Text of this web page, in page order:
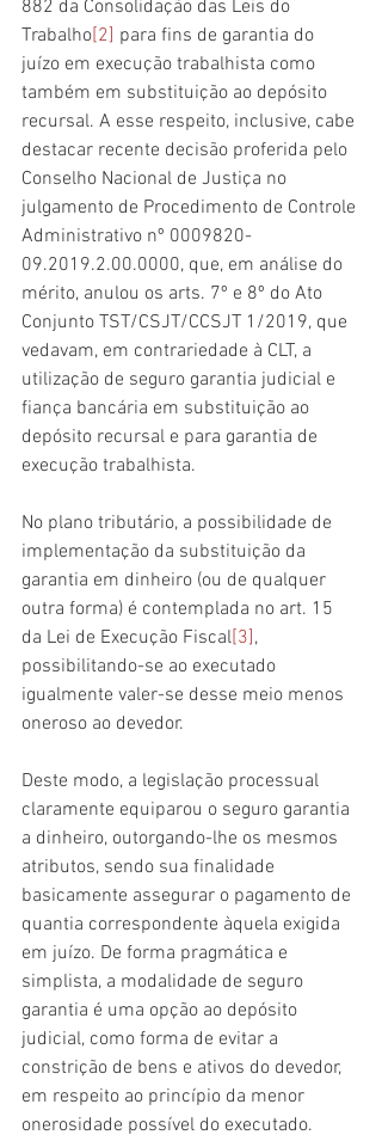
882 da Consolidação das Leis do
Trabalho[2] para fins de garantia do
juízo em execução trabalhista como
também em substituição ao depósito
recursal. A esse respeito, inclusive, cabe
destacar recente decisão proferida pelo
Conselho Nacional de Justiça no
julgamento de Procedimento de Controle
Administrativo nº 0009820-
09.2019.2.00.0000, que, em análise do
mérito, anulou os arts. 7º e 8º do Ato
Conjunto TST/CSJT/CCSJT 1/2019, que
vedavam, em contrariedade à CLT, a
utilização de seguro garantia judicial e
fiança bancária em substituição ao
depósito recursal e para garantia de
execução trabalhista.
No plano tributário, a possibilidade de
implementação da substituição da
garantia em dinheiro (ou de qualquer
outra forma) é contemplada no art. 15
da Lei de Execução Fiscal[3],
possibilitando-se ao executado
igualmente valer-se desse meio menos
oneroso ao devedor.
Deste modo, a legislação processual
claramente equiparou o seguro garantia
a dinheiro, outorgando-lhe os mesmos
atributos, sendo sua finalidade
basicamente assegurar o pagamento de
quantia correspondente àquela exigida
em juízo. De forma pragmática e
simplista, a modalidade de seguro
garantia é uma opção ao depósito
judicial, como forma de evitar a
constrição de bens e ativos do devedor,
em respeito ao princípio da menor
onerosidade possível do executado.